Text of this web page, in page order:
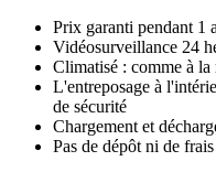
Prix garanti pendant 1
Vidéosurveillance 24
Climatisé : comme à la
L'entreposage à
de sécurité
Chargement et
Pas de dépôt ni de